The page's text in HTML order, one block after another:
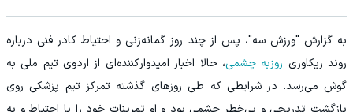
به گزارش "ورزش سه"، پس از چند روز گمانه‌زنی و احتیاط کادر فنی درباره
روند ریکاوری روزبه چشمی، حالا اخبار امیدوارکننده‌ای از اردوی تیم ملی به
گوش می‌رسد. در شرایطی که طی روزهای گذشته تمرکز تیم پزشکی روی